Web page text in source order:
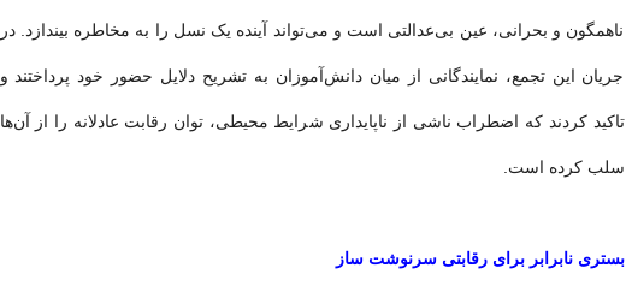
ناهمگون و بحرانی، عین بی‌عدالتی است و می‌تواند آینده یک نسل را به مخاطره بیندازد. در
جریان این تجمع، نمایندگانی از میان دانش‌آموزان به تشریح دلایل حضور خود پرداختند و
تاکید کردند که اضطراب ناشی از ناپایداری شرایط محیطی، توان رقابت عادلانه را از آن‌ها
سلب کرده است.
بستری نابرابر برای رقابتی سرنوشت ‌ساز